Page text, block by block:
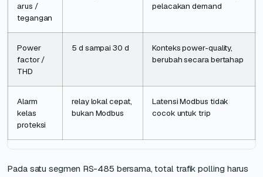
arus /
tegangan
pelacakan demand
Power
factor /
THD
5 d sampai 30 d
Konteks power-quality,
berubah secara bertahap
Alarm
kelas
proteksi
relay lokal cepat,
bukan Modbus
Latensi Modbus tidak
cocok untuk trip
Pada satu segmen RS-485 bersama, total trafik polling harus